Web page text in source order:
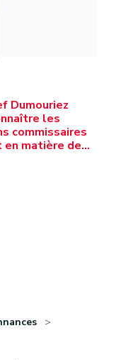
Dumouriez
les
commissaires
en matière de…